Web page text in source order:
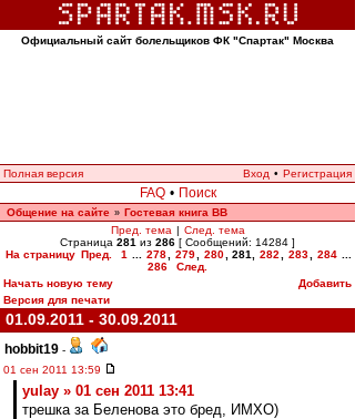
Официальный сайт болельщиков ФК "Спартак" Москва
Полная версия Вход • Регистрация
FAQ • Поиск
Общение на сайте » Гостевая книга ВВ
Пред. тема | След. тема
Страница 281 из 286 [ Сообщений: 14284 ]
На страницу Пред. 1 278 279 280 281 282 283 284
286
След.
Начать новую тему
Добавить
Версия для печати
01.09.2011 - 30.09.2011
hobbit19 -
01 сен 2011 13:59
yulay » 01 сен 2011 13:41
трешка за Беленова это бред, ИМХО)